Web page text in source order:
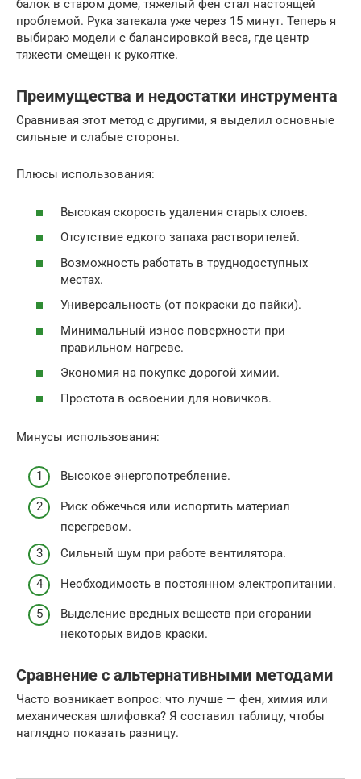
балок в старом доме, тяжелый фен стал настоящей
проблемой. Рука затекала уже через 15 минут. Теперь я
выбираю модели с балансировкой веса, где центр
тяжести смещен к рукоятке.
Преимущества и недостатки инструмента
Сравнивая этот метод с другими, я выделил основные
сильные и слабые стороны.
Плюсы использования:
Высокая скорость удаления старых слоев.
Отсутствие едкого запаха растворителей.
Возможность работать в труднодоступных
местах.
Универсальность (от покраски до пайки).
Минимальный износ поверхности при
правильном нагреве.
Экономия на покупке дорогой химии.
Простота в освоении для новичков.
Минусы использования:
Высокое энергопотребление.
Риск обжечься или испортить материал
перегревом.
Сильный шум при работе вентилятора.
Необходимость в постоянном электропитании.
Выделение вредных веществ при сгорании
некоторых видов краски.
Сравнение с альтернативными методами
Часто возникает вопрос: что лучше — фен, химия или
механическая шлифовка? Я составил таблицу, чтобы
наглядно показать разницу.